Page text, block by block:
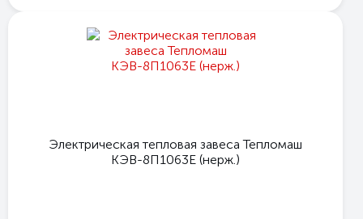
Электрическая тепловая завеса Тепломаш
КЭВ-8П1063Е (нерж.)